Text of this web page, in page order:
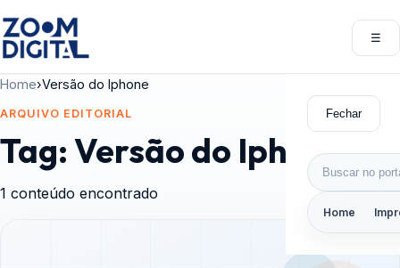
☰
Fechar
Buscar por:
Home
Home›Versão do Iphone
ARQUIVO EDITORIAL
Tag:Versão do Iphone
1 conteúdo encontrado